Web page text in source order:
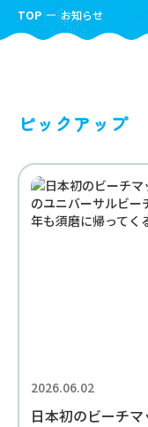
TOP お知らせ
ピックアップ
2026.06.02
日本初のビーチ